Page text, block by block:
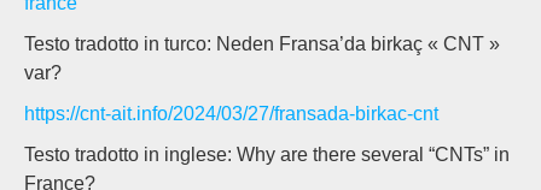
Testo tradotto in turco: Neden Fransa’da birkaç « CNT »
var?
https://cnt-ait.info/2024/03/27/fransada-birkac-cnt
Testo tradotto in inglese: Why are there several “CNTs” in
France?